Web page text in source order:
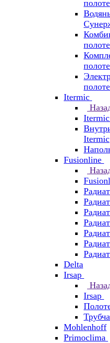
Itermic
Itermic
Itermic
Fusionline
Delta
Irsap
Irsap
Mohlenhoff
Primoclima